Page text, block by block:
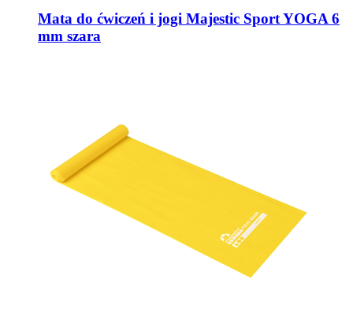
Mata do ćwiczeń i jogi Majestic Sport YOGA 6
mm szara